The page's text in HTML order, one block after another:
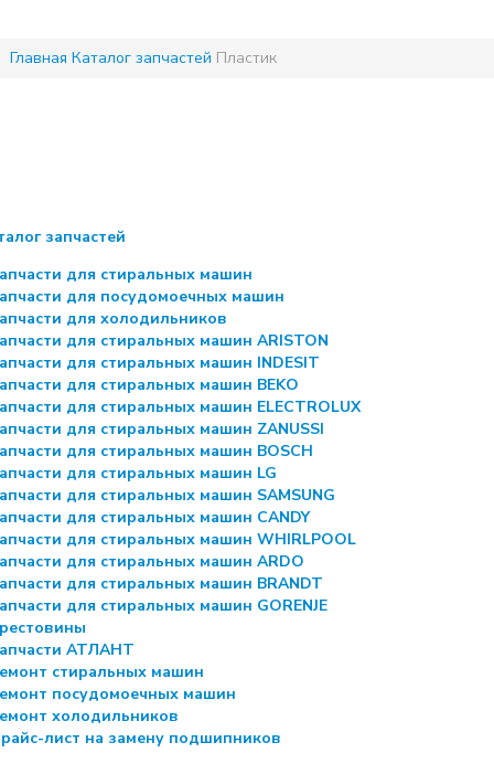
Главная Каталог запчастей Пластик
запчастей
для стиральных машин
для посудомоечных машин
для холодильников
для стиральных машин ARISTON
для стиральных машин INDESIT
для стиральных машин BEKO
для стиральных машин ELECTROLUX
для стиральных машин ZANUSSI
для стиральных машин BOSCH
для стиральных машин LG
для стиральных машин SAMSUNG
для стиральных машин CANDY
для стиральных машин WHIRLPOOL
для стиральных машин ARDO
для стиральных машин BRANDT
для стиральных машин GORENJE
АТЛАНТ
стиральных машин
посудомоечных машин
холодильников
лист на замену подшипников